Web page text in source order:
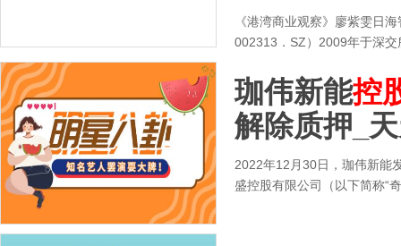
《港湾商业观察》廖紫雯日
002313．SZ）2009年于深
珈伟新能控
解除质押_
2022年12月30日，珈伟新能
盛控股有限公司（以下简称“